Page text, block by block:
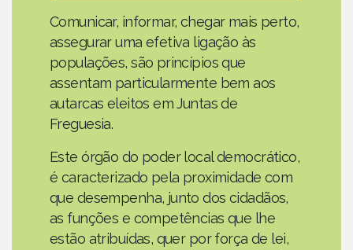
Comunicar, informar, chegar mais perto,
assegurar uma efetiva ligação às
populações, são princípios que
assentam particularmente bem aos
autarcas eleitos em Juntas de
Freguesia.
Este órgão do poder local democrático,
é caracterizado pela proximidade com
que desempenha, junto dos cidadãos,
as funções e competências que lhe
estão atribuídas, quer por força de lei,